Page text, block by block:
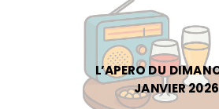
L’APERO DU
JANVIER 2026